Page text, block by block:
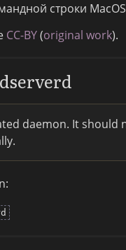
строки MacOS
CC-BY(original work).
daemon. It should